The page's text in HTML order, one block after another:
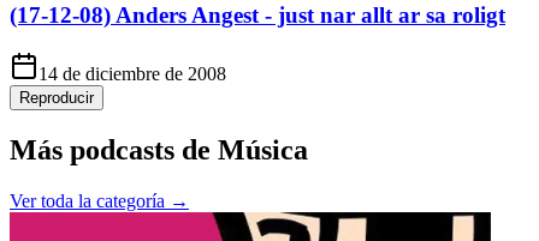
(17-12-08) Anders Angest - just nar allt ar sa roligt
14 de diciembre de 2008
Reproducir
Más podcasts de Música
Ver toda la categoría →